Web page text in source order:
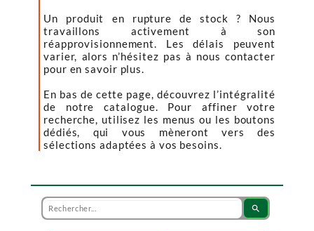
Un produit en rupture de stock ? Nous
travaillons activement à son
réapprovisionnement. Les délais peuvent
varier, alors n’hésitez pas à nous contacter
pour en savoir plus.
En bas de cette page, découvrez l’intégralité
de notre catalogue. Pour affiner votre
recherche, utilisez les menus ou les boutons
dédiés, qui vous mèneront vers des
sélections adaptées à vos besoins.
search